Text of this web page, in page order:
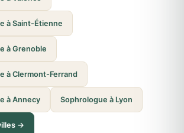
à Saint-Étienne
à Grenoble
à Clermont-Ferrand
à Annecy Sophrologue à Lyon
→